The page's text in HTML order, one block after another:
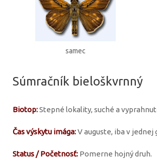
samec
Súmračník bieloškvrnný
Biotop:Stepné lokality, suché a
Čas výskytu imága:V auguste, iba v jednej
Status / Početnosť: Pomerne hojný druh.